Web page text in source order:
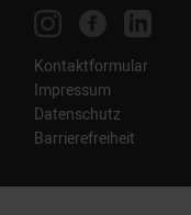
Kontaktformular
Impressum
Datenschutz
Barrierefreiheit